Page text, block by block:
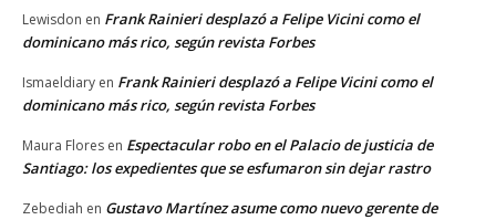
Lewisdon en Frank Rainieri desplazó a Felipe Vicini como el
dominicano más rico, según revista Forbes
Ismaeldiary en Frank Rainieri desplazó a Felipe Vicini como el
dominicano más rico, según revista Forbes
Maura Flores en Espectacular robo en el Palacio de justicia de
Santiago: los expedientes que se esfumaron sin dejar rastro
Zebediah en Gustavo Martínez asume como nuevo gerente de